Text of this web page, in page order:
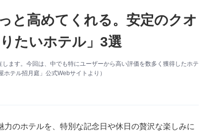
と高めてくれる。安定のクオ
たいホテル」3選
ます。今回は、中でも特にユーザーから高い評価を数多く獲得したホテ
テル招月庭」公式Webサイトより）
のホテルを、特別な記念日や休日の贅沢な楽しみに